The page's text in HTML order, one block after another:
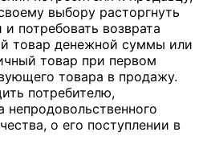
выбору расторгнуть
потребовать возврата
товар денежной суммы или
товар при первом
товара в продажу.
потребителю,
о его поступлении в